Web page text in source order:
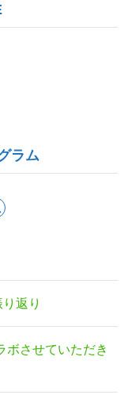
ラム
返り
ボさせていただき